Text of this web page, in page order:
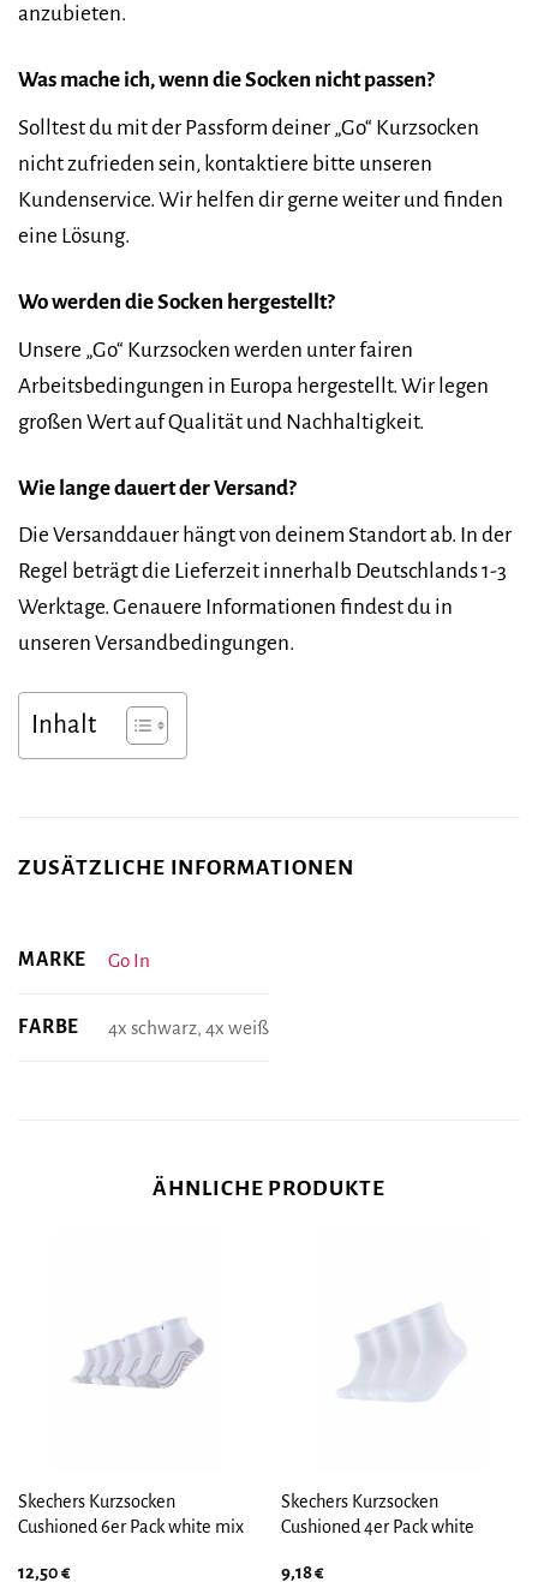
anzubieten.
Was mache ich, wenn die Socken nicht passen?
Solltest du mit der Passform deiner „Go“ Kurzsocken
nicht zufrieden sein, kontaktiere bitte unseren
Kundenservice. Wir helfen dir gerne weiter und finden
eine Lösung.
Wo werden die Socken hergestellt?
Unsere „Go“ Kurzsocken werden unter fairen
Arbeitsbedingungen in Europa hergestellt. Wir legen
großen Wert auf Qualität und Nachhaltigkeit.
Wie lange dauert der Versand?
Die Versanddauer hängt von deinem Standort ab. In der
Regel beträgt die Lieferzeit innerhalb Deutschlands 1-3
Werktage. Genauere Informationen findest du in
unseren Versandbedingungen.
Inhalt
ZUSÄTZLICHE INFORMATIONEN
MARKE Go In
FARBE 4x schwarz, 4x weiß
ÄHNLICHE PRODUKTE
Skechers Kurzsocken
Cushioned 6er Pack white mix
12,50€
Skechers Kurzsocken
Cushioned 4er Pack white
9,18€